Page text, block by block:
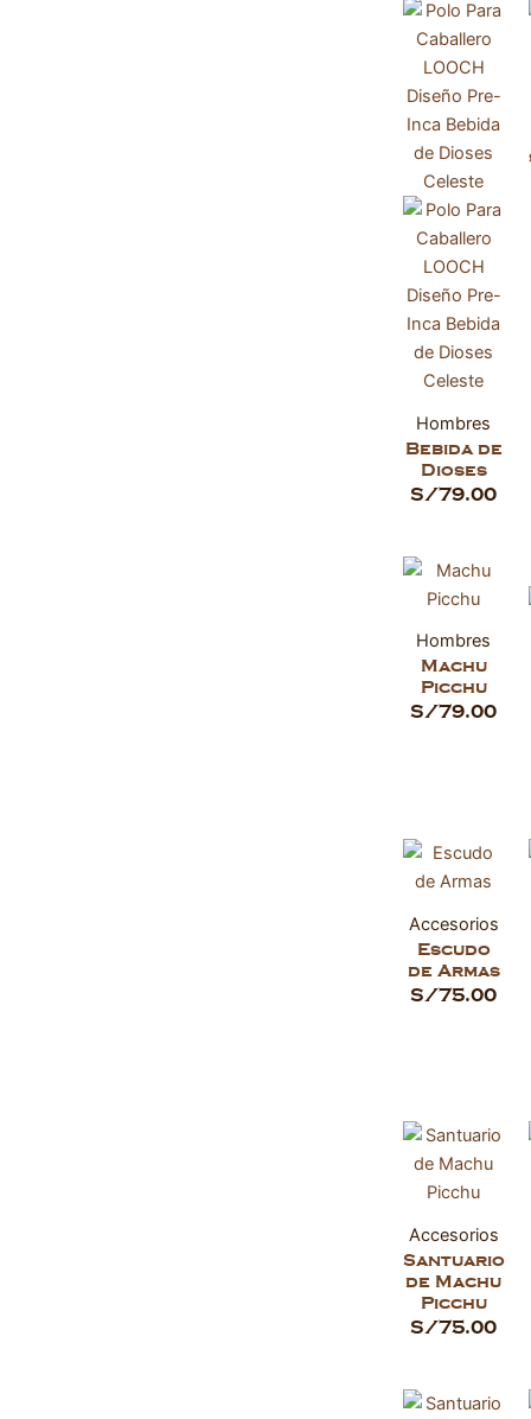
Hombres
Bebida de
Dioses
S/79.00
Hombres
Machu
Picchu
S/79.00
Accesorios
Escudo
de Armas
S/75.00
Accesorios
Santuario
de Machu
Picchu
S/75.00